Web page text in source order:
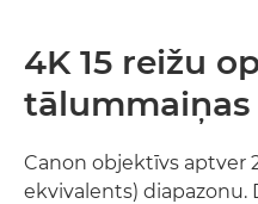
4K 15 reižu
Canon objektīvs aptver
ekvivalents) diapazonu.